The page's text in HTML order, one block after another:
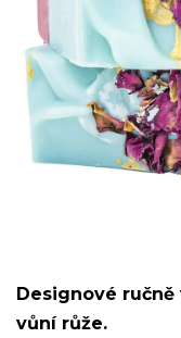
Designové
vůní růže.